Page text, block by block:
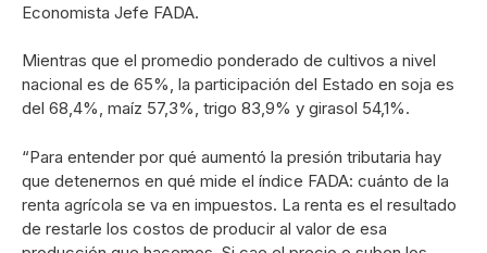
Economista Jefe FADA.
Mientras que el promedio ponderado de cultivos a nivel
nacional es de 65%, la participación del Estado en soja es
del 68,4%, maíz 57,3%, trigo 83,9% y girasol 54,1%.
“Para entender por qué aumentó la presión tributaria hay
que detenernos en qué mide el índice FADA: cuánto de la
renta agrícola se va en impuestos. La renta es el resultado
de restarle los costos de producir al valor de esa